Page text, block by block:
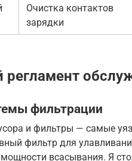
Очистка контактов
зарядки
фильтрации
и фильтры — самые
фильтр для
всасывания. Я